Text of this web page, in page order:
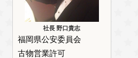
社長 野口貴志
福岡県公安委員会
古物営業許可